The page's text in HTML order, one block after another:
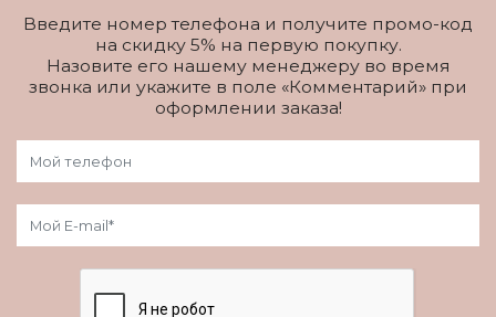
Введите номер телефона и получите промо-код
на скидку 5% на первую покупку.
Назовите его нашему менеджеру во время
звонка или укажите в поле «Комментарий» при
оформлении заказа!